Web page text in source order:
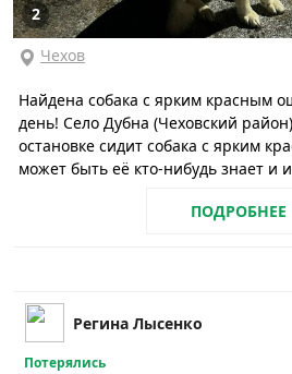
2
Чехов
Найдена собака с ярким красным
день! Село Дубна (Чеховский
остановке сидит собака с ярким
может быть её кто-нибудь знает и
ПОДРОБНЕЕ
Регина Лысенко
Потерялись